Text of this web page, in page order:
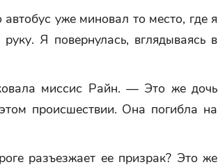
уже миновал то место, где я
Я повернулась, вглядываясь в
миссис Райн. — Это же дочь
происшествии. Она погибла на
разъезжает ее призрак? Это же